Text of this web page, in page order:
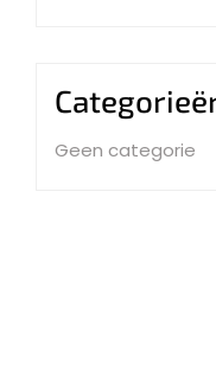
Geen categorie